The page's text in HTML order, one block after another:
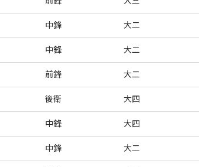
中鋒 大二
中鋒 大二
前鋒 大二
後衛 大四
中鋒 大四
中鋒 大二